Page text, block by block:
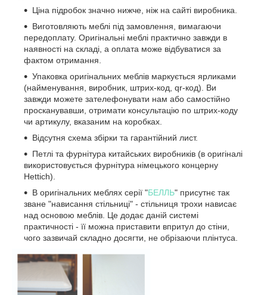
Ціна підробок значно нижче, ніж на сайті виробника.
Виготовляють меблі під замовлення, вимагаючи
передоплату. Оригінальні меблі практично завжди в
наявності на складі, а оплата може відбуватися за
фактом отримання.
Упаковка оригінальних меблів маркується ярликами
(найменування, виробник, штрих-код, qr-код). Ви
завжди можете зателефонувати нам або самостійно
просканувавши, отримати консультацію по штрих-коду
чи артикулу, вказаним на коробках.
Відсутня схема збірки та гарантійний лист.
Петлі та фурнітура китайських виробників (в оригіналі
використовується фурнітура німецького концерну
Hettich).
В оригінальних меблях серії "БЕЛЛЬ" присутнє так
зване "нависання стільниці" - стільниця трохи нависає
над основою меблів. Це додає даній системі
практичності - її можна приставити впритул до стіни,
чого зазвичай складно досягти, не обрізаючи плінтуса.